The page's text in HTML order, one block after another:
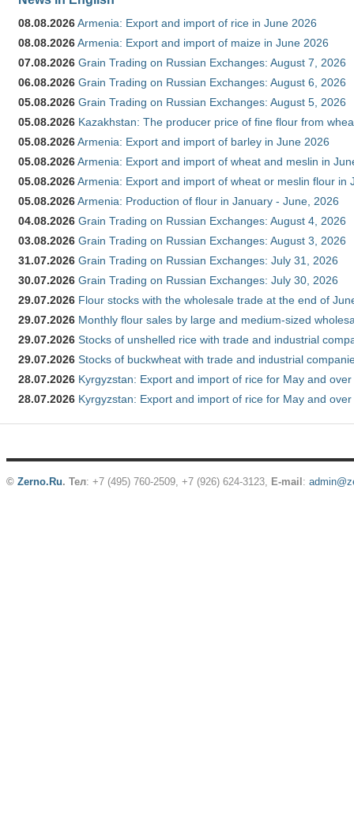
08.08.2026Armenia: Export and import of rice in June 2026
08.08.2026Armenia: Export and import of maize in June 2026
07.08.2026 Grain Trading on Russian Exchanges: August 7, 2026
06.08.2026 Grain Trading on Russian Exchanges: August 6, 2026
05.08.2026 Grain Trading on Russian Exchanges: August 5, 2026
05.08.2026 Kazakhstan: The producer price of fine flour from
05.08.2026Armenia: Export and import of barley in June 2026
05.08.2026Armenia: Export and import of wheat and meslin in
05.08.2026Armenia: Export and import of wheat or meslin flour in
05.08.2026Armenia: Production of flour in January - June, 2026
04.08.2026 Grain Trading on Russian Exchanges: August 4, 2026
03.08.2026 Grain Trading on Russian Exchanges: August 3, 2026
31.07.2026 Grain Trading on Russian Exchanges: July 31, 2026
30.07.2026 Grain Trading on Russian Exchanges: July 30, 2026
29.07.2026 Flour stocks with the wholesale trade at the end of
29.07.2026 Monthly flour sales by large and medium-sized
29.07.2026 Stocks of unshelled rice with trade and industrial
29.07.2026 Stocks of buckwheat with trade and industrial
28.07.2026 Kyrgyzstan: Export and import of rice for May and
28.07.2026 Kyrgyzstan: Export and import of rice for May and
© Zerno.Ru. Тел: +7 (495) 760-2509, +7 (926) 624-3123, E-mail :